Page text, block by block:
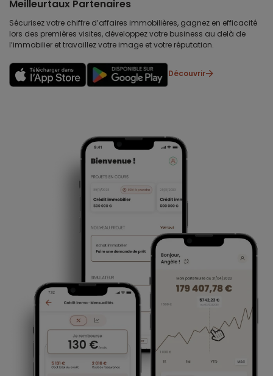
Meilleurtaux Partenaires
Sécurisez votre chiffre d’affaires immobilières, gagnez en efficacité
lors des premières visites, développez votre business au delà de
l’immobilier et travaillez votre image et votre réputation.
Découvrir